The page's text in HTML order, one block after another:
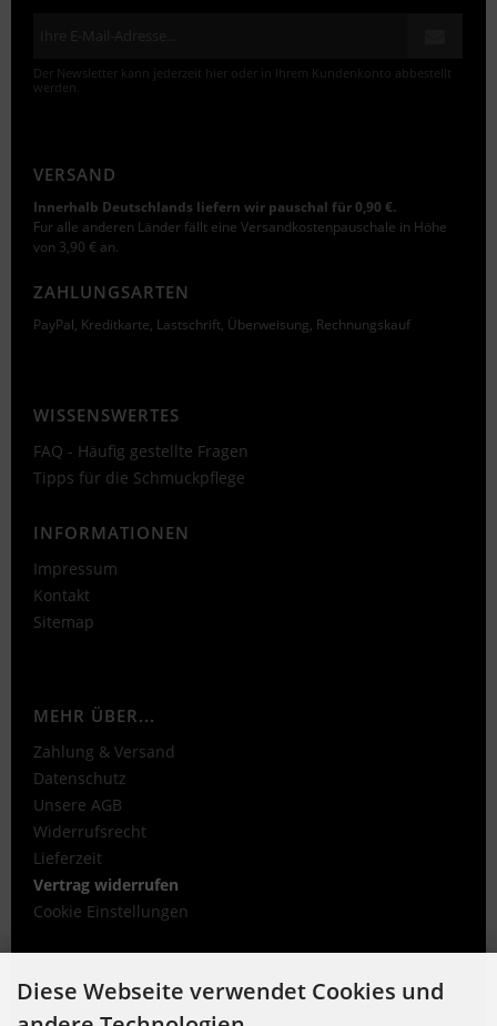
Der Newsletter kann jederzeit hier oder in Ihrem Kundenkonto abbestellt
werden.
VERSAND
Innerhalb Deutschlands liefern wir pauschal für 0,90 €.
Fur alle anderen Länder fällt eine Versandkostenpauschale in Höhe
von 3,90 € an.
ZAHLUNGSARTEN
PayPal, Kreditkarte, Lastschrift, Überweisung, Rechnungskauf
WISSENSWERTES
FAQ - Häufig gestellte Fragen
Tipps für die Schmuckpflege
INFORMATIONEN
Impressum
Kontakt
Sitemap
MEHR ÜBER...
Zahlung & Versand
Datenschutz
Unsere AGB
Widerrufsrecht
Lieferzeit
Vertrag widerrufen
Cookie Einstellungen
BEWERTUNGEN
Diese Webseite verwendet Cookies und